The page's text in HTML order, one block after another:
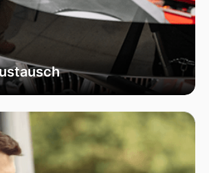
Sie einen fachgerechten
Wir verwenden
hochwertiges Autoglas, das
Fahrzeugmodell geeignet ist, um